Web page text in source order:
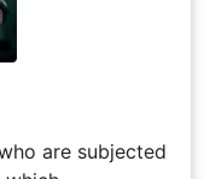
are subjected